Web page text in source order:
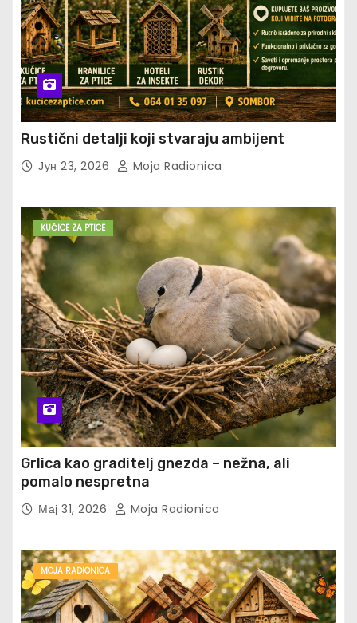
Rustični detalji koji stvaraju ambijent
Јун 23, 2026 Moja Radionica
KUĆICE ZA PTICE
Grlica kao graditelj gnezda – nežna, ali
pomalo nespretna
Мај 31, 2026 Moja Radionica
MOJA RADIONICA